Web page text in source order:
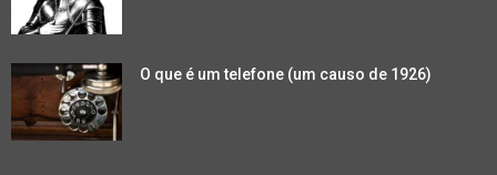
O que é um telefone (um causo de 1926)